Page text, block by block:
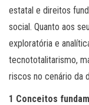
estatal e direitos
social. Quanto aos
exploratória e
tecnototalitarismo,
riscos no cenário da
1 Conceitos